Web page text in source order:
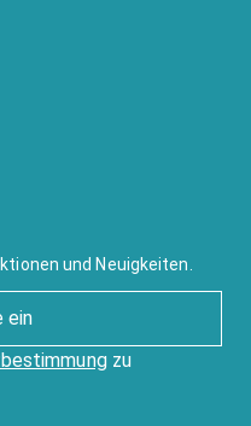
und Neuigkeiten.
zu